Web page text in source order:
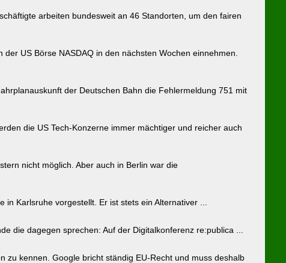
arbeiten bundesweit an 46 Standorten, um den fairen
US Börse NASDAQ in den nächsten Wochen einnehmen.
der Deutschen Bahn die Fehlermeldung 751 mit
die US Tech-Konzerne immer mächtiger und reicher auch
nicht möglich. Aber auch in Berlin war die
Karlsruhe vorgestellt. Er ist stets ein Alternativer ...
die dagegen sprechen: Auf der Digitalkonferenz re:publica ...
zu kennen. Google bricht ständig EU-Recht und muss deshalb